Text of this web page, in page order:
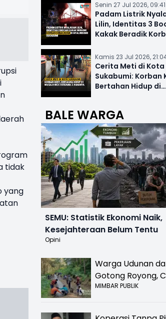
tidak
yang
Senin 27 Jul 2026,
Padam Listrik
Lilin, Identitas 3
Kakak Beradik
Kamis 23 Jul 2026,
Cerita Meti di Kota
Sukabumi: Korban
Bertahan Hidup di
BALE WARGA
SEMU: Statistik Ekonomi Naik,
Kesejahteraan Belum Tentu
Opini
Warga Udunan
Gotong Royong,
Jalan Hancur di
MIMBAR PUBLIK